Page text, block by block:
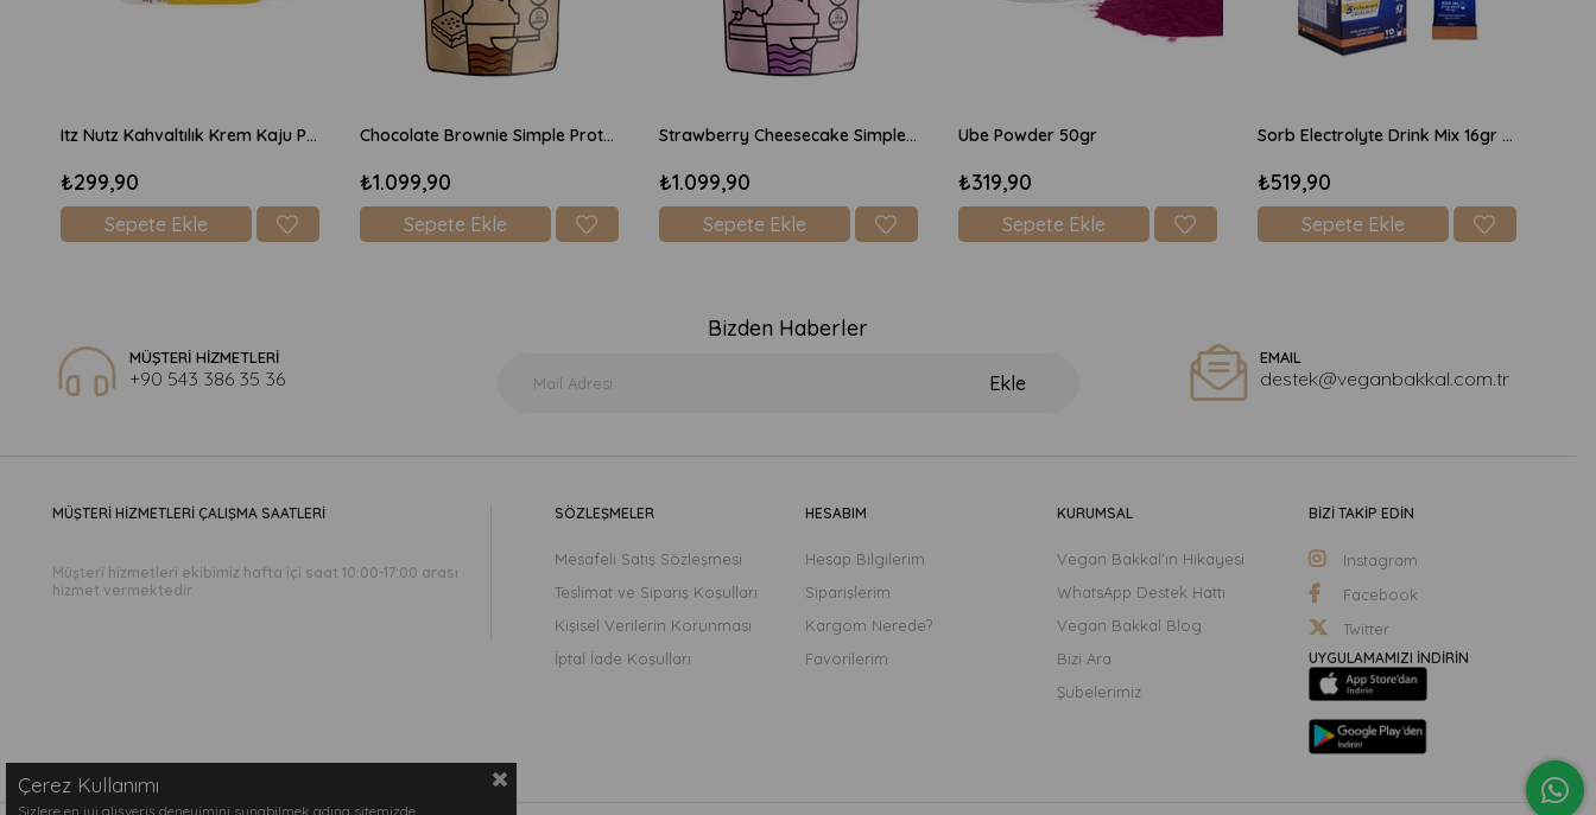
Itz Nutz Kahvaltılık Krem Kaju Peyniri 170gr
₺299,90
Sepete Ekle
Chocolate Brownie Simple Protein Mix 600gr
₺1.099,90
Sepete Ekle
Strawberry Cheesecake Simple Protein Mix 600gr
₺1.099,90
Sepete Ekle
Ube Powder 50gr
₺319,90
Sepete Ekle
Sorb Electrolyte Drink Mix 16gr x 10 Adet Şekersiz - Şeftali
₺519,90
Sepete Ekle
MÜŞTERİ HİZMETLERİ
+90 543 386 35 36
Bizden Haberler
Ekle
EMAIL
destek@veganbakkal.com.tr
MÜŞTERİ HİZMETLERİ ÇALIŞMA SAATLERİ
Müşteri hizmetleri ekibimiz hafta içi saat 10:00-17:00 arası
hizmet vermektedir
SÖZLEŞMELER
Mesafeli Satış Sözleşmesi
Teslimat ve Sipariş Koşulları
Kişisel Verilerin Korunması
İptal İade Koşulları
HESABIM
Hesap Bilgilerim
Siparişlerim
Kargom Nerede?
Favorilerim
KURUMSAL
Vegan Bakkal'ın Hikayesi
WhatsApp Destek Hattı
Vegan Bakkal Blog
Bizi Ara
Şubelerimiz
BİZİ TAKİP EDİN
Instagram
Facebook
Twitter
UYGULAMAMIZI İNDİRİN
Çerez Kullanımı
Sizlere en iyi alışveriş deneyimini sunabilmek adına sitemizde